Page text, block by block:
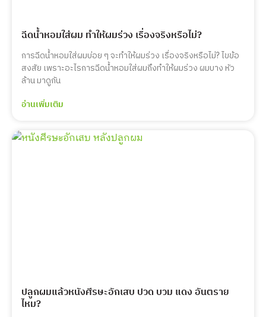
ฉีดน้ำหอมใส่ผม ทำให้ผมร่วง เรื่องจริงหรือไม่?
การฉีดน้ำหอมใส่ผมบ่อย ๆ จะทำให้ผมร่วง เรื่องจริงหรือไม่? ไขข้อ
สงสัย เพราะอะไรการฉีดน้ำหอมใส่ผมถึงทำให้ผมร่วง ผมบาง หัว
ล้าน มาดูกัน
อ่านเพิ่มเติม
ปลูกผมแล้วหนังศีรษะอักเสบ ปวด บวม แดง อันตราย
ไหม?